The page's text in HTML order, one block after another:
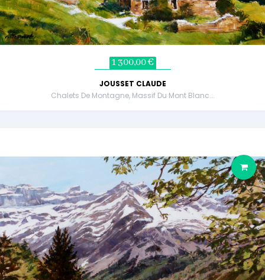
1 300,00 €
JOUSSET CLAUDE
Chalets De Montagne, Massif Du Mont Blanc...